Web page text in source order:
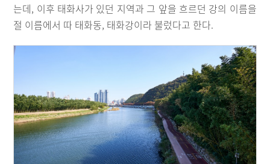
는데, 이후 태화사가 있던 지역과 그 앞을 흐르던 강의 이름을
절 이름에서 따 태화동, 태화강이라 불렀다고 한다.